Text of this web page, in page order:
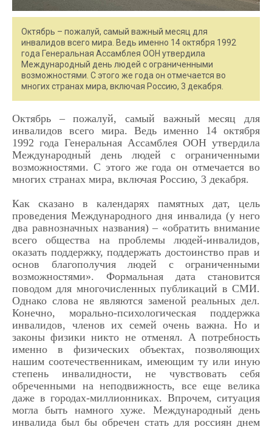
Октябрь – пожалуй, самый важный месяц для
инвалидов всего мира. Ведь именно 14 октября 1992
года Генеральная Ассамблея ООН утвердила
Международный день людей с ограниченными
возможностями. С этого же года он отмечается во
многих странах мира, включая Россию, 3 декабря.
Октябрь – пожалуй, самый важный месяц для
инвалидов всего мира. Ведь именно 14 октября
1992 года Генеральная Ассамблея ООН утвердила
Международный день людей с ограниченными
возможностями. С этого же года он отмечается во
многих странах мира, включая Россию, 3 декабря.
Как сказано в календарях памятных дат, цель
проведения Международного дня инвалида (у него
два равнозначных названия) – «обратить внимание
всего общества на проблемы людей-инвалидов,
оказать поддержку, поддержать достоинство прав и
основ благополучия людей с ограниченными
возможностями». Формальная дата становится
поводом для многочисленных публикаций в СМИ.
Однако слова не являются заменой реальных дел.
Конечно, морально-психологическая поддержка
инвалидов, членов их семей очень важна. Но и
законы физики никто не отменял. А потребность
именно в физических объектах, позволяющих
нашим соотечественникам, имеющим ту или иную
степень инвалидности, не чувствовать себя
обреченными на неподвижность, все еще велика
даже в городах-миллионниках. Впрочем, ситуация
могла быть намного хуже. Международный день
инвалида был бы обречен стать для россиян днем